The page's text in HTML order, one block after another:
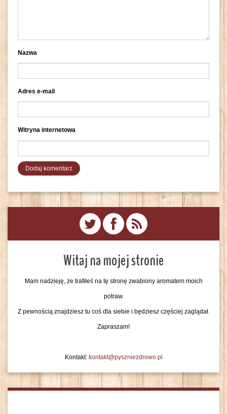
Nazwa
Adres e-mail
Witryna internetowa
Witaj na mojej stronie
Mam nadzieję, że trafiłeś na tę stronę zwabiony aromatem moich
potraw.
Z pewnością znajdziesz tu coś dla siebie i będziesz częściej zaglądał.
Zapraszam!
Kontakt: kontakt@pyszniezdrowo.pl